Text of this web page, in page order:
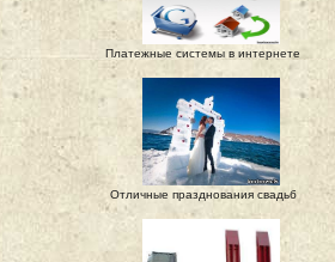
Платежные системы в интернете
Отличные празднования свадьб